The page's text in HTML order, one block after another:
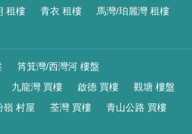
租樓 青衣 租樓
馬灣/珀麗灣 租樓
筲箕灣/西灣河 樓盤
九龍灣 買樓 啟德 買樓
觀塘 樓盤
嶺 村屋 荃灣 買樓
青山公路 買樓